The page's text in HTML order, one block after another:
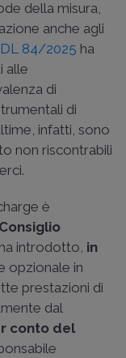
della misura,
anche agli
DL 84/2025 ha
alle
di
di
infatti, sono
non riscontrabili
è
introdotto, in
opzionale in
prestazioni di
dal
conto del